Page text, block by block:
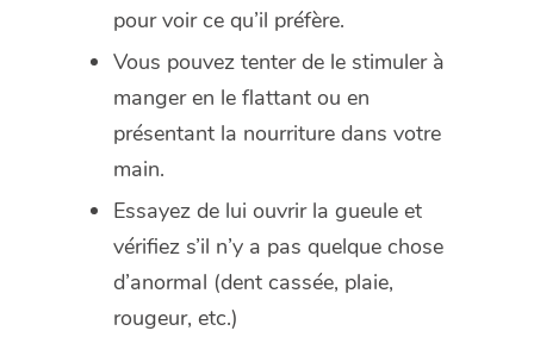
pour voir ce qu’il préfère.
Vous pouvez tenter de le stimuler à
manger en le flattant ou en
présentant la nourriture dans votre
main.
Essayez de lui ouvrir la gueule et
vérifiez s’il n’y a pas quelque chose
d’anormal (dent cassée, plaie,
rougeur, etc.)